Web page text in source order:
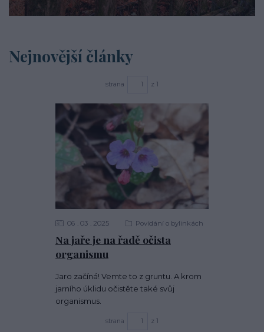
Nejnovější články
strana z 1
Na jaře je na řadě očista
organismu
06 03 2025 Povídání o bylinkách
Jaro začíná! Vemte to z gruntu. A krom
jarního úklidu očistěte také svůj
organismus.
strana z 1